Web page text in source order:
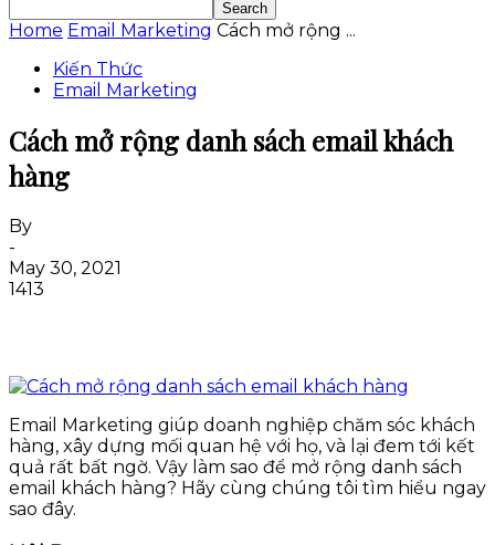
Home Email Marketing Cách mở rộng ...
Kiến Thức
Email Marketing
Cách mở rộng danh sách email khách
hàng
By
-
May 30, 2021
1413
Email Marketing giúp doanh nghiệp chăm sóc khách
hàng, xây dựng mối quan hệ với họ, và lại đem tới kết
quả rất bất ngờ. Vậy làm sao để mở rộng danh sách
email khách hàng? Hãy cùng chúng tôi tìm hiểu ngay
sao đây.